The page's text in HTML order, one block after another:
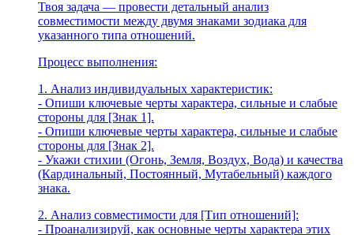
Твоя задача — провести детальный анализ
совместимости между двумя знаками зодиака для
указанного типа отношений.
Процесс выполнения:
1. Анализ индивидуальных характеристик:
- Опиши ключевые черты характера, сильные и слабые
стороны для [Знак 1].
- Опиши ключевые черты характера, сильные и слабые
стороны для [Знак 2].
- Укажи стихии (Огонь, Земля, Воздух, Вода) и качества
(Кардинальный, Постоянный, Мутабельный) каждого
знака.
2. Анализ совместимости для [Тип отношений]:
- Проанализируй, как основные черты характера этих